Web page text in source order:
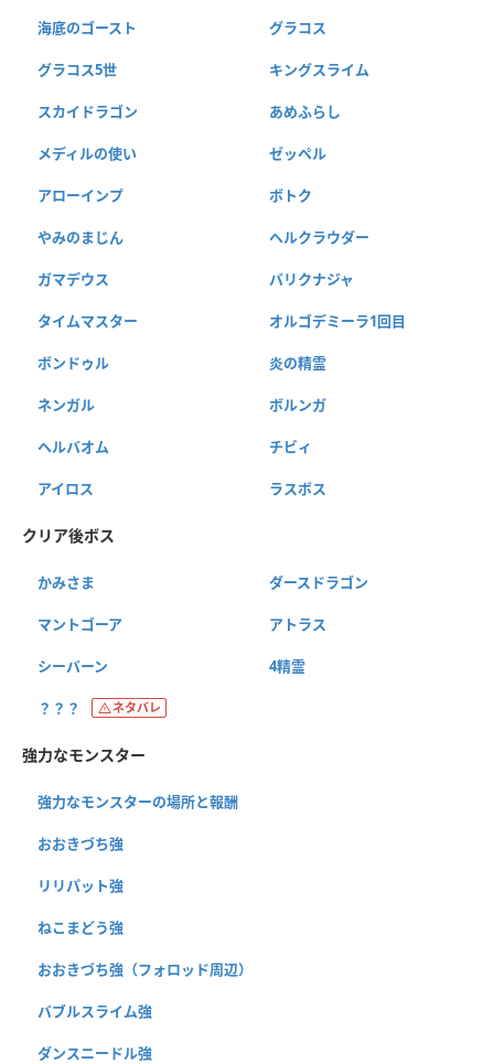
海底のゴースト グラコス
グラコス5世 キングスライム
スカイドラゴン あめふらし
メディルの使い ゼッペル
アローインプ ボトク
やみのまじん ヘルクラウダー
ガマデウス バリクナジャ
タイムマスター オルゴデミーラ1回目
ボンドゥル 炎の精霊
ネンガル ボルンガ
ヘルバオム チビィ
アイロス ラスボス
クリア後ボス
かみさま ダースドラゴン
マントゴーア アトラス
シーバーン 4精霊
？？？ ネタバレ
強力なモンスター
強力なモンスターの場所と報酬
おおきづち強
リリパット強
ねこまどう強
おおきづち強（フォロッド周辺）
バブルスライム強
ダンスニードル強